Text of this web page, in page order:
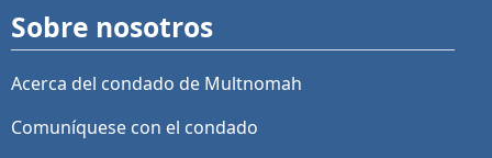
Sobre nosotros
Acerca del condado de Multnomah
Comuníquese con el condado